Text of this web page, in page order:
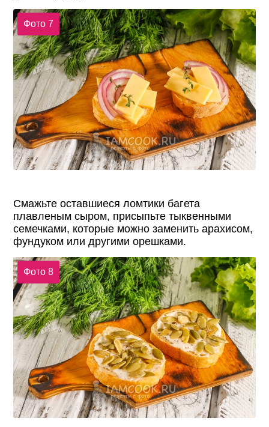
Фото 7
Смажьте оставшиеся ломтики багета
плавленым сыром, присыпьте тыквенными
семечками, которые можно заменить арахисом,
фундуком или другими орешками.
Фото 8